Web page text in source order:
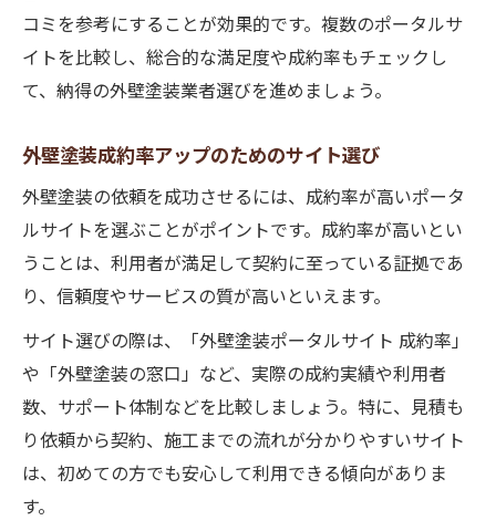
コミを参考にすることが効果的です。複数のポータルサ
イトを比較し、総合的な満足度や成約率もチェックし
て、納得の外壁塗装業者選びを進めましょう。
外壁塗装成約率アップのためのサイト選び
外壁塗装の依頼を成功させるには、成約率が高いポータ
ルサイトを選ぶことがポイントです。成約率が高いとい
うことは、利用者が満足して契約に至っている証拠であ
り、信頼度やサービスの質が高いといえます。
サイト選びの際は、「外壁塗装ポータルサイト 成約率」
や「外壁塗装の窓口」など、実際の成約実績や利用者
数、サポート体制などを比較しましょう。特に、見積も
り依頼から契約、施工までの流れが分かりやすいサイト
は、初めての方でも安心して利用できる傾向がありま
す。